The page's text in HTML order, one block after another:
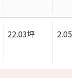
22.03坪 2.05